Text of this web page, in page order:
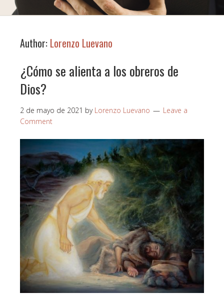
Author: Lorenzo Luevano
¿Cómo se alienta a los obreros de
Dios?
2 de mayo de 2021 by Lorenzo Luevano
Leave a
Comment